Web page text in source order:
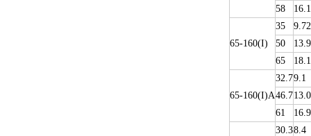
58
16.1
65-160(I)
35
9.72
50
13.9
65
18.1
65-160(I)A
32.79.1
46.713.0
61
16.9
30.38.4